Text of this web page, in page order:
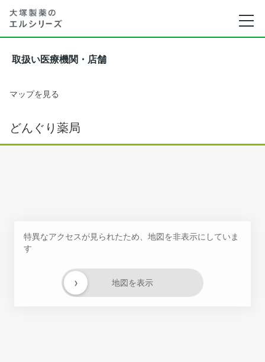
取扱い医療機関・店舗
マップを見る
どんぐり薬局
特異なアクセスが見られたため、地図を非表示にしていま
す
地図を表示
›